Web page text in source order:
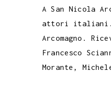
A San Nicola
attori italiani.
Arcomagno.
Francesco
Morante,